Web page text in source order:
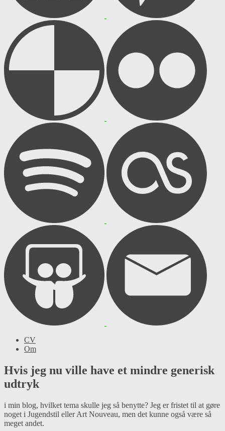
CV
Om
Hvis jeg nu ville have et mindre generisk
udtryk
i min blog, hvilket tema skulle jeg så benytte? Jeg er fristet til at gøre
noget i Jugendstil eller Art Nouveau, men det kunne også være så
meget andet.